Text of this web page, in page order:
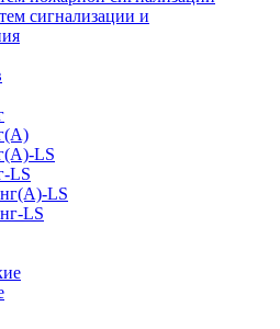
сигнализации и
LS
LS
LS
LS